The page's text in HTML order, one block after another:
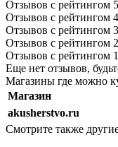
Отзывов с рейтингом
Отзывов с рейтингом
Отзывов с рейтингом
Отзывов с рейтингом
Отзывов с рейтингом
Еще нет отзывов,
Магазины где можно
Магазин
akusherstvo.ru
Смотрите также